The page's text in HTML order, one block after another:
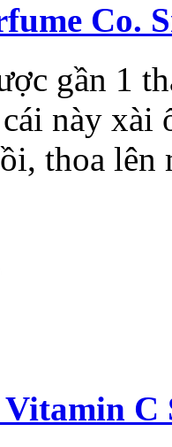
Co.
gần 1
này
thoa lên
C